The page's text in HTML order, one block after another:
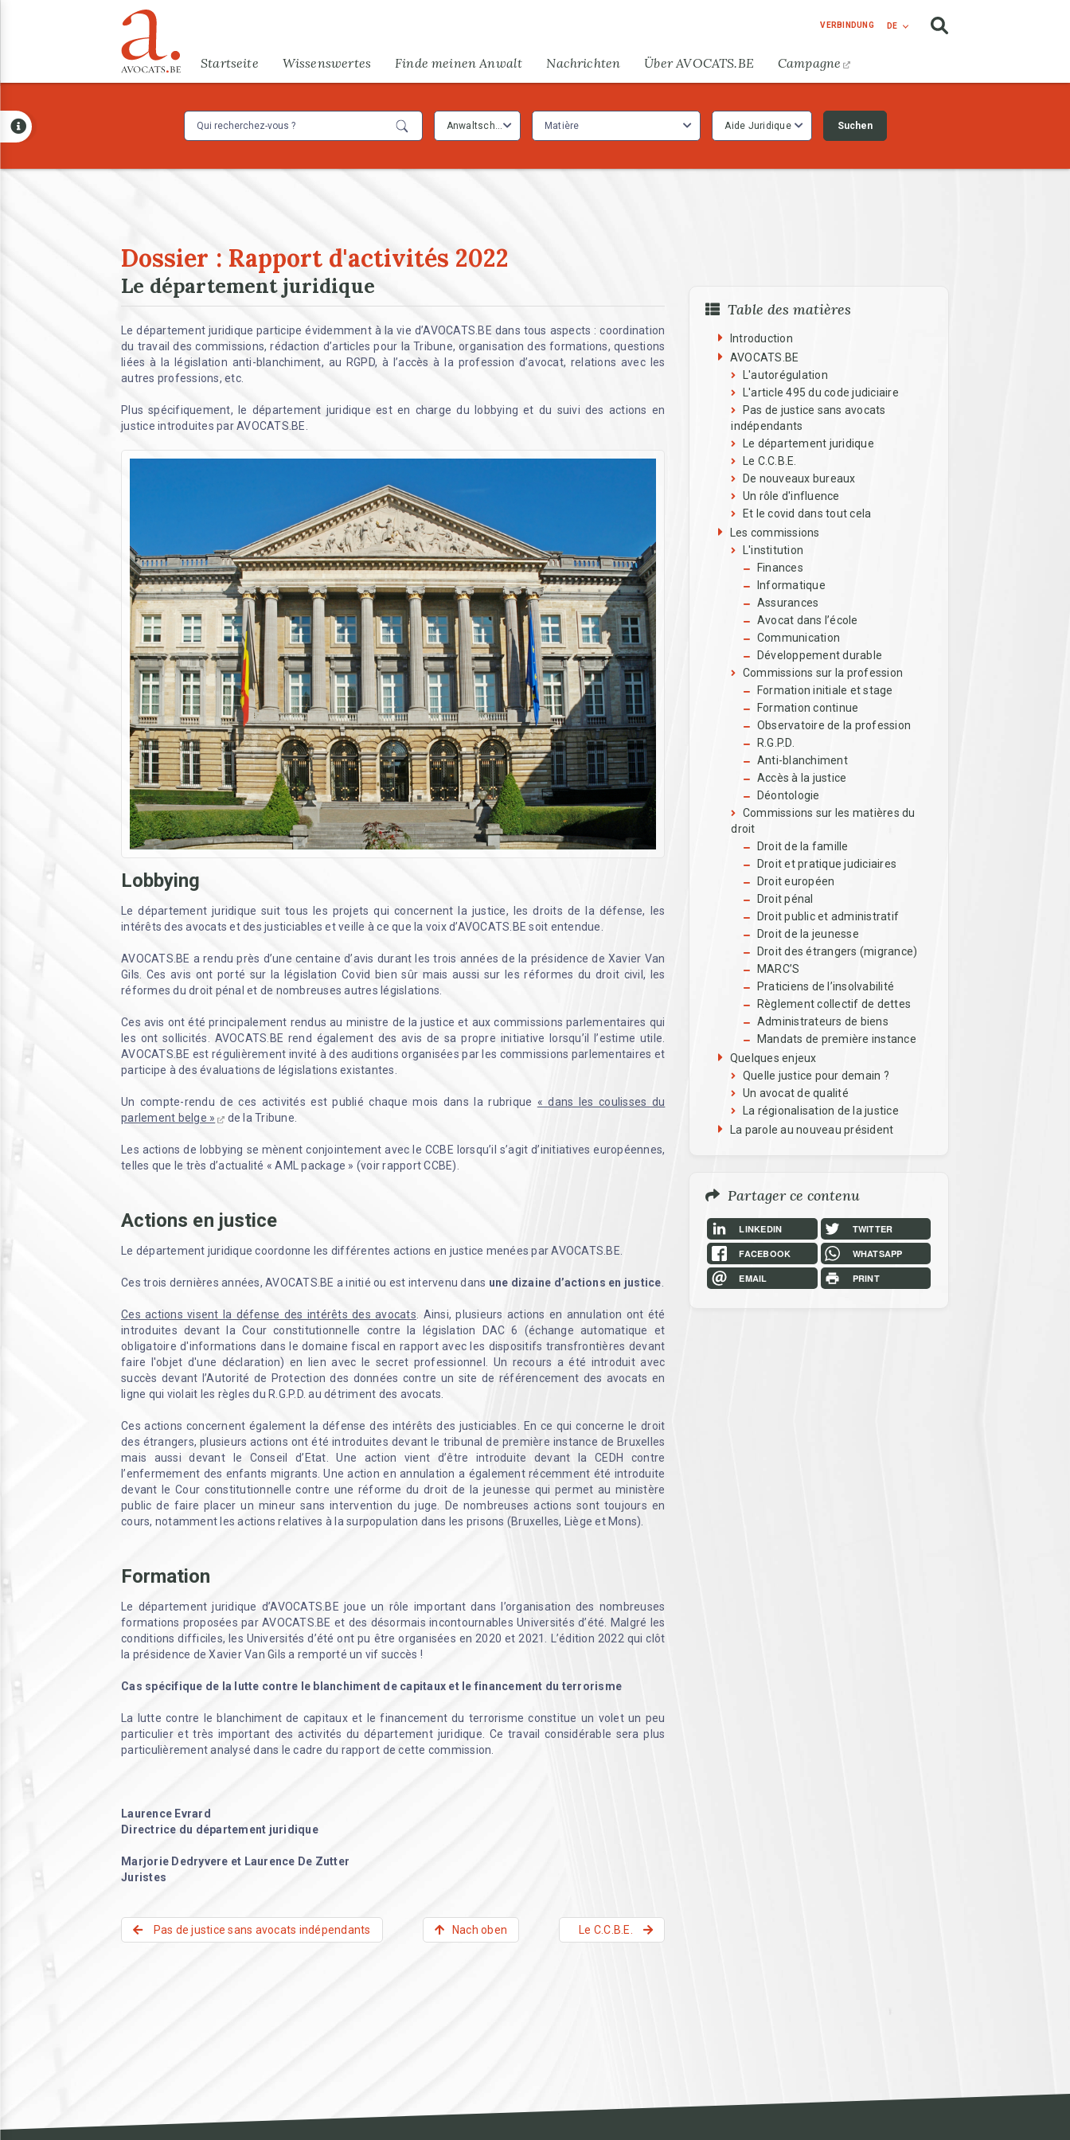
Menu
Startseite Wissenswertes Finde meinen Anwalt Nachrichten Über AVOCATS.BE Campagne
VERBINDUNG DE
Anwaltschaft Matière Aide Juridique Suchen
Table des matières
Introduction
AVOCATS.BE
L'autorégulation
L'article 495 du code judiciaire
Pas de justice sans avocats
indépendants
Le département juridique
Le C.C.B.E.
De nouveaux bureaux
Un rôle d'influence
Et le covid dans tout cela
Les commissions
L'institution
Finances
Informatique
Assurances
Avocat dans l’école
Communication
Développement durable
Commissions sur la profession
Formation initiale et stage
Formation continue
Observatoire de la profession
R.G.P.D.
Anti-blanchiment
Accès à la justice
Déontologie
Commissions sur les matières du
droit
Droit de la famille
Droit et pratique judiciaires
Droit européen
Droit pénal
Droit public et administratif
Droit de la jeunesse
Droit des étrangers (migrance)
MARC’S
Praticiens de l’insolvabilité
Règlement collectif de dettes
Administrateurs de biens
Mandats de première instance
Quelques enjeux
Quelle justice pour demain ?
Un avocat de qualité
La régionalisation de la justice
La parole au nouveau président
Partager ce contenu
LINKEDIN TWITTER
FACEBOOK WHATSAPP
EMAIL PRINT
Dossier : Rapport d'activités 2022
Le département juridique
Le département juridique participe évidemment à la vie d’AVOCATS.BE dans tous aspects : coordination
du travail des commissions, rédaction d’articles pour la Tribune, organisation des formations, questions
liées à la législation anti-blanchiment, au RGPD, à l’accès à la profession d’avocat, relations avec les
autres professions, etc.
Plus spécifiquement, le département juridique est en charge du lobbying et du suivi des actions en
justice introduites par AVOCATS.BE.
Lobbying
Le département juridique suit tous les projets qui concernent la justice, les droits de la défense, les
intérêts des avocats et des justiciables et veille à ce que la voix d’AVOCATS.BE soit entendue.
AVOCATS.BE a rendu près d’une centaine d’avis durant les trois années de la présidence de Xavier Van
Gils. Ces avis ont porté sur la législation Covid bien sûr mais aussi sur les réformes du droit civil, les
réformes du droit pénal et de nombreuses autres législations.
Ces avis ont été principalement rendus au ministre de la justice et aux commissions parlementaires qui
les ont sollicités. AVOCATS.BE rend également des avis de sa propre initiative lorsqu’il l’estime utile.
AVOCATS.BE est régulièrement invité à des auditions organisées par les commissions parlementaires et
participe à des évaluations de législations existantes.
Un compte-rendu de ces activités est publié chaque mois dans la rubrique « dans les coulisses du
parlement belge »
de la Tribune.
Les actions de lobbying se mènent conjointement avec le CCBE lorsqu’il s’agit d’initiatives européennes,
telles que le très d’actualité « AML package » (voir rapport CCBE).
Actions en justice
Le département juridique coordonne les différentes actions en justice menées par AVOCATS.BE.
Ces trois dernières années, AVOCATS.BE a initié ou est intervenu dans une dizaine d’actions en justice.
Ces actions visent la défense des intérêts des avocats. Ainsi, plusieurs actions en annulation ont été
introduites devant la Cour constitutionnelle contre la législation DAC 6 (échange automatique et
obligatoire d'informations dans le domaine fiscal en rapport avec les dispositifs transfrontières devant
faire l'objet d'une déclaration) en lien avec le secret professionnel. Un recours a été introduit avec
succès devant l’Autorité de Protection des données contre un site de référencement des avocats en
ligne qui violait les règles du R.G.P.D. au détriment des avocats.
Ces actions concernent également la défense des intérêts des justiciables. En ce qui concerne le droit
des étrangers, plusieurs actions ont été introduites devant le tribunal de première instance de Bruxelles
mais aussi devant le Conseil d’Etat. Une action vient d’être introduite devant la CEDH contre
l’enfermement des enfants migrants. Une action en annulation a également récemment été introduite
devant le Cour constitutionnelle contre une réforme du droit de la jeunesse qui permet au ministère
public de faire placer un mineur sans intervention du juge. De nombreuses actions sont toujours en
cours, notamment les actions relatives à la surpopulation dans les prisons (Bruxelles, Liège et Mons).
Formation
Le département juridique d’AVOCATS.BE joue un rôle important dans l’organisation des nombreuses
formations proposées par AVOCATS.BE et des désormais incontournables Universités d’été. Malgré les
conditions difficiles, les Universités d’été ont pu être organisées en 2020 et 2021. L’édition 2022 qui clôt
la présidence de Xavier Van Gils a remporté un vif succès !
Cas spécifique de la lutte contre le blanchiment de capitaux et le financement du terrorisme
La lutte contre le blanchiment de capitaux et le financement du terrorisme constitue un volet un peu
particulier et très important des activités du département juridique. Ce travail considérable sera plus
particulièrement analysé dans le cadre du rapport de cette commission.
Laurence Evrard
Directrice du département juridique
Marjorie Dedryvere et Laurence De Zutter
Juristes
Pas de justice sans avocats indépendants Nach oben Le C.C.B.E.